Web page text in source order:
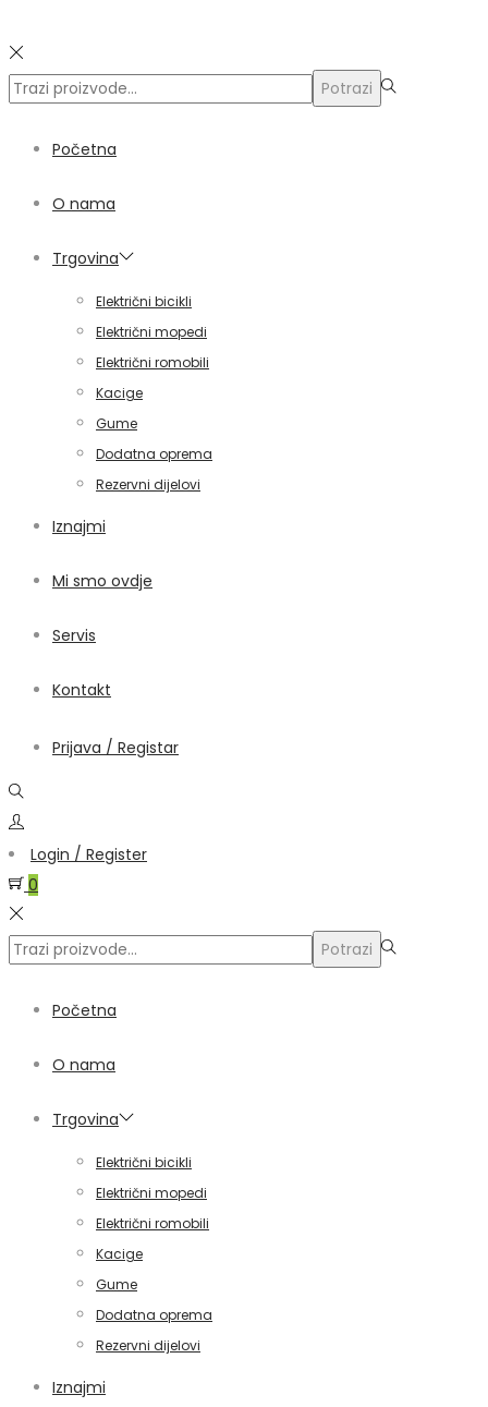
Traži:> Potrazi
Početna
O nama
Trgovina
Električni bicikli
Električni mopedi
Električni romobili
Kacige
Gume
Dodatna oprema
Rezervni dijelovi
Iznajmi
Mi smo ovdje
Servis
Kontakt
Prijava / Registar
Login / Register
0
Traži:> Potrazi
Početna
O nama
Trgovina
Električni bicikli
Električni mopedi
Električni romobili
Kacige
Gume
Dodatna oprema
Rezervni dijelovi
Iznajmi